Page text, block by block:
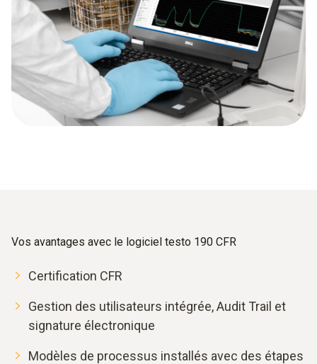
Vos avantages avec le logiciel testo 190 CFR
Certification CFR
Gestion des utilisateurs intégrée, Audit Trail et
signature électronique
Modèles de processus installés avec des étapes